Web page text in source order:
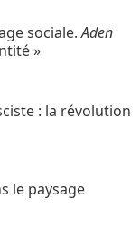
sociale.Aden
»
: la révolution
le paysage